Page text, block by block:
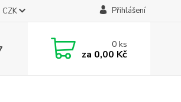
CZK Přihlášení
0ks
za 0,00 Kč